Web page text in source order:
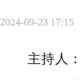
2024-09-23
主持人：